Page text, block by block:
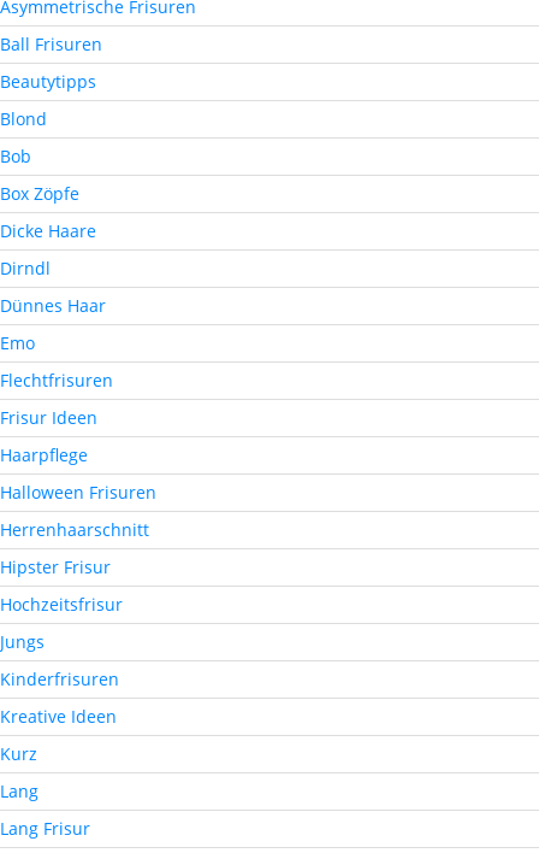
Asymmetrische Frisuren
Ball Frisuren
Beautytipps
Blond
Bob
Box Zöpfe
Dicke Haare
Dirndl
Dünnes Haar
Emo
Flechtfrisuren
Frisur Ideen
Haarpflege
Halloween Frisuren
Herrenhaarschnitt
Hipster Frisur
Hochzeitsfrisur
Jungs
Kinderfrisuren
Kreative Ideen
Kurz
Lang
Lang Frisur